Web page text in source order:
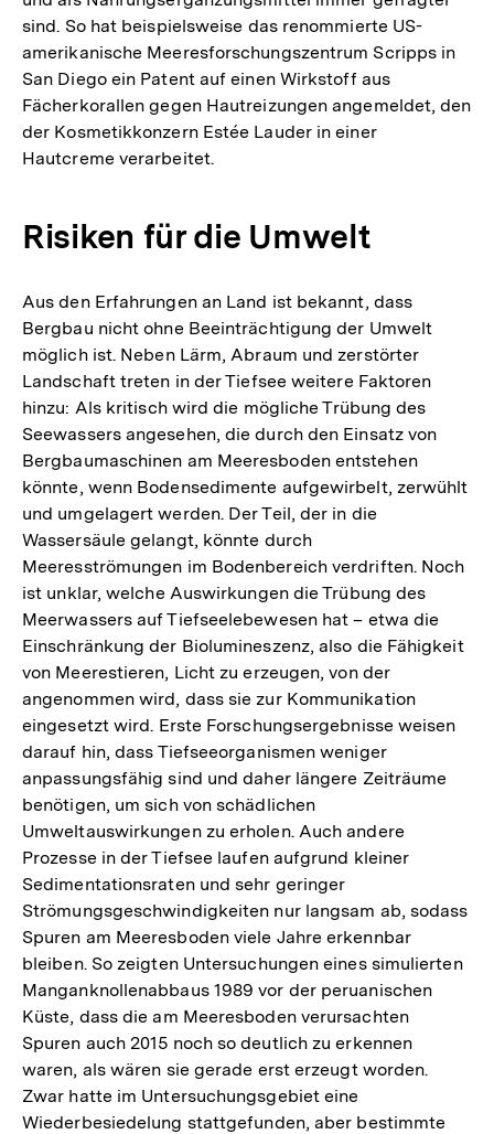
sind. So hat beispielsweise das renommierte US-
amerikanische Meeresforschungszentrum Scripps in
San Diego ein Patent auf einen Wirkstoff aus
Fächerkorallen gegen Hautreizungen angemeldet, den
der Kosmetikkonzern Estée Lauder in einer
Hautcreme verarbeitet.
Risiken für die Umwelt
Aus den Erfahrungen an Land ist bekannt, dass
Bergbau nicht ohne Beeinträchtigung der Umwelt
möglich ist. Neben Lärm, Abraum und zerstörter
Landschaft treten in der Tiefsee weitere Faktoren
hinzu: Als kritisch wird die mögliche Trübung des
Seewassers angesehen, die durch den Einsatz von
Bergbaumaschinen am Meeresboden entstehen
könnte, wenn Bodensedimente aufgewirbelt, zerwühlt
und umgelagert werden. Der Teil, der in die
Wassersäule gelangt, könnte durch
Meeresströmungen im Bodenbereich verdriften. Noch
ist unklar, welche Auswirkungen die Trübung des
Meerwassers auf Tiefseelebewesen hat – etwa die
Einschränkung der Biolumineszenz, also die Fähigkeit
von Meerestieren, Licht zu erzeugen, von der
angenommen wird, dass sie zur Kommunikation
eingesetzt wird. Erste Forschungsergebnisse weisen
darauf hin, dass Tiefseeorganismen weniger
anpassungsfähig sind und daher längere Zeiträume
benötigen, um sich von schädlichen
Umweltauswirkungen zu erholen. Auch andere
Prozesse in der Tiefsee laufen aufgrund kleiner
Sedimentationsraten und sehr geringer
Strömungsgeschwindigkeiten nur langsam ab, sodass
Spuren am Meeresboden viele Jahre erkennbar
bleiben. So zeigten Untersuchungen eines simulierten
Manganknollenabbaus 1989 vor der peruanischen
Küste, dass die am Meeresboden verursachten
Spuren auch 2015 noch so deutlich zu erkennen
waren, als wären sie gerade erst erzeugt worden.
Zwar hatte im Untersuchungsgebiet eine
Wiederbesiedelung stattgefunden, aber bestimmte